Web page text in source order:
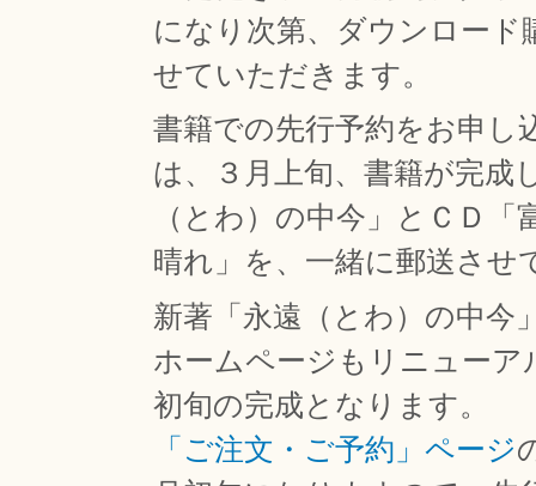
になり次第、ダウンロード
せていただきます。
書籍での先行予約をお申し
は、３月上旬、書籍が完成
（とわ）の中今」とＣＤ
晴れ」を、一緒に郵送させ
新著「永遠（とわ）の中今
ホームページもリニューア
初旬の完成となります。
「ご注文・ご予約」ページ